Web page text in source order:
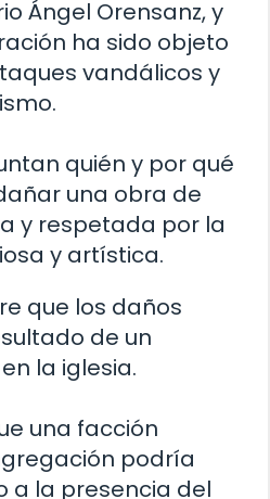
Ángel Orensanz, y
ha sido objeto
vandálicos y
quién y por qué
una obra de
y respetada por la
y artística.
que los daños
de un
la iglesia.
una facción
podría
a la presencia del